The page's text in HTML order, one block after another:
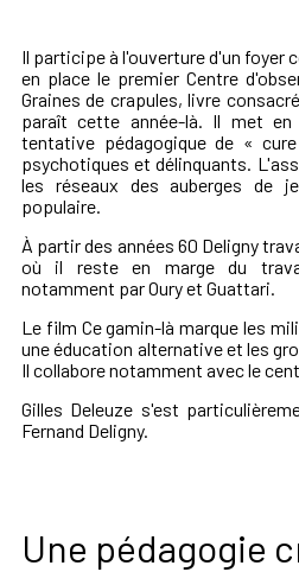
Il participe à l'ouverture d'un foyer
en place le premier Centre
Graines de crapules, livre
paraît cette année-là. Il met en
tentative pédagogique de «
psychotiques et délinquants.
les réseaux des auberges de
populaire.
À partir des années 60 Deligny
où il reste en marge du
notamment par Oury et Guattari.
Le film Ce gamin-là marque les
une éducation alternative et les
Il collabore notamment avec le
Gilles Deleuze s'est
Fernand Deligny.
Une pédagogie